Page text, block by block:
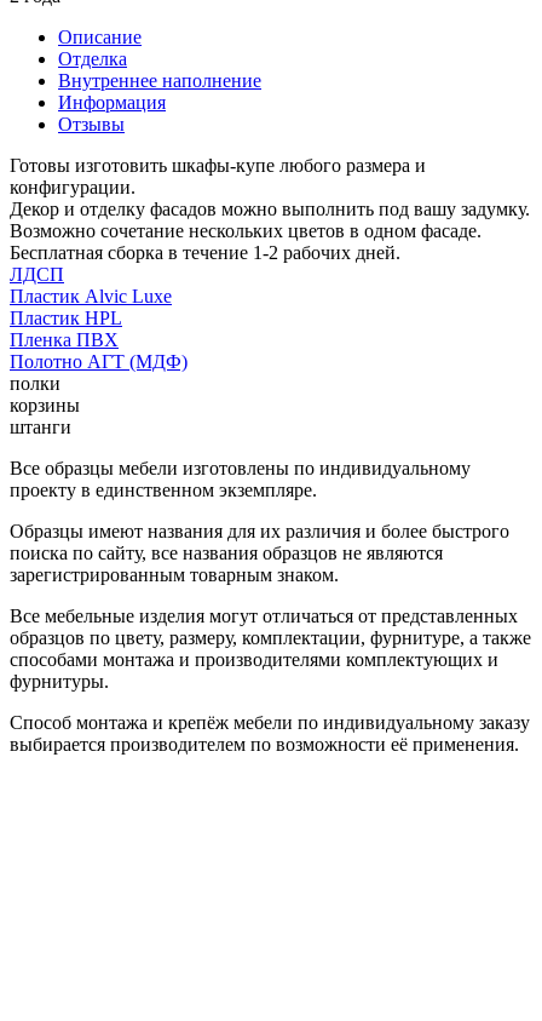
Описание
Отделка
Внутреннее наполнение
Информация
Отзывы
Готовы изготовить шкафы-купе любого размера и
конфигурации.
Декор и отделку фасадов можно выполнить под вашу задумку.
Возможно сочетание нескольких цветов в одном фасаде.
Бесплатная сборка в течение 1-2 рабочих дней.
ЛДСП
Пластик Alvic Luxe
Пластик HPL
Пленка ПВХ
Полотно АГТ (МДФ)
полки
корзины
штанги
Все образцы мебели изготовлены по индивидуальному
проекту в единственном экземпляре.
Образцы имеют названия для их различия и более быстрого
поиска по сайту, все названия образцов не являются
зарегистрированным товарным знаком.
Все мебельные изделия могут отличаться от представленных
образцов по цвету, размеру, комплектации, фурнитуре, а также
способами монтажа и производителями комплектующих и
фурнитуры.
Способ монтажа и крепёж мебели по индивидуальному заказу
выбирается производителем по возможности её применения.